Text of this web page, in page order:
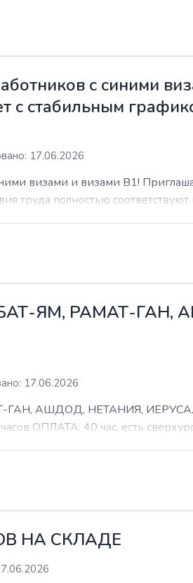
с синими
с стабильным
17.06.2026
визами и визами B1!
труда полностью соответствуют
ЯМ, РАМАТ-ГАН,
17.06.2026
ГАН, АШДОД, НЕТАНИЯ,
ОПЛАТА: 40 час, есть
НА СКЛАДЕ